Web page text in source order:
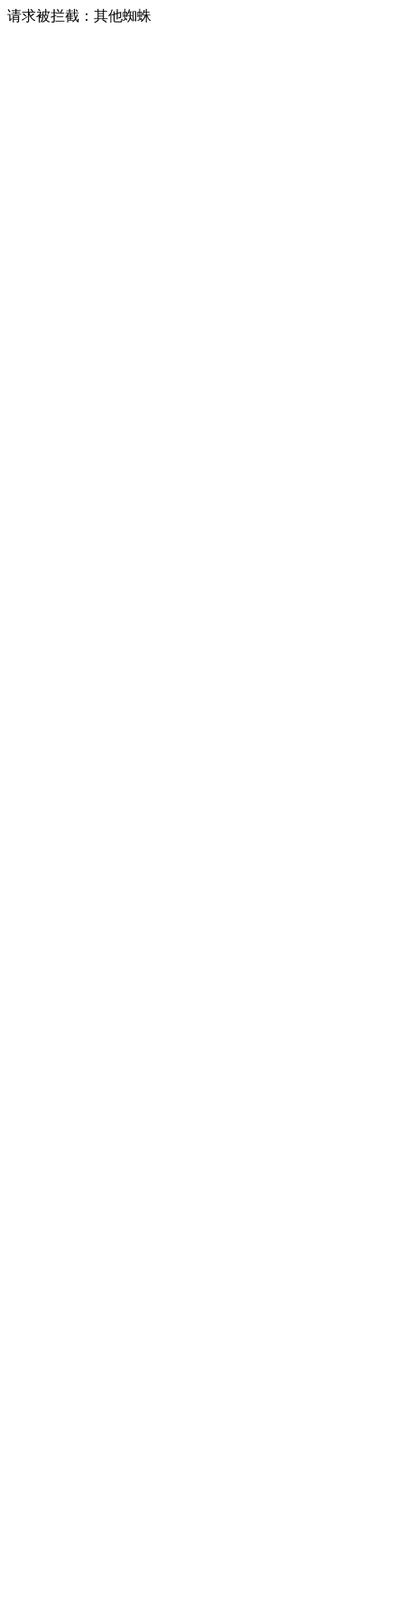
请求被拦截：其他蜘蛛